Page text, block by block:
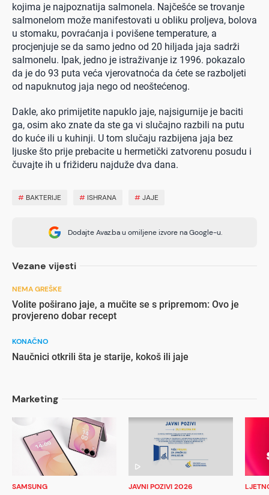
kojima je najpoznatija salmonela. Najčešće se trovanje
salmonelom može manifestovati u obliku proljeva, bolova
u stomaku, povraćanja i povišene temperature, a
procjenjuje se da samo jedno od 20 hiljada jaja sadrži
salmonelu. Ipak, jedno je istraživanje iz 1996. pokazalo
da je do 93 puta veća vjerovatnoća da ćete se razboljeti
od napuknutog jaja nego od neoštećenog.
Dakle, ako primijetite napuklo jaje, najsigurnije je baciti
ga, osim ako znate da ste ga vi slučajno razbili na putu
do kuće ili u kuhinji. U tom slučaju razbijena jaja bez
ljuske što prije prebacite u hermetički zatvorenu posudu i
čuvajte ih u frižideru najduže dva dana.
# BAKTERIJE # ISHRANA #JAJE
Dodajte Avaz.ba u omiljene izvore na Google-u.
Vezane vijesti
NEMA GREŠKE
Volite poširano jaje, a mučite se s pripremom: Ovo je
provjereno dobar recept
KONAČNO
Naučnici otkrili šta je starije, kokoš ili jaje
Marketing
SAMSUNG JAVNI POZIVI 2026